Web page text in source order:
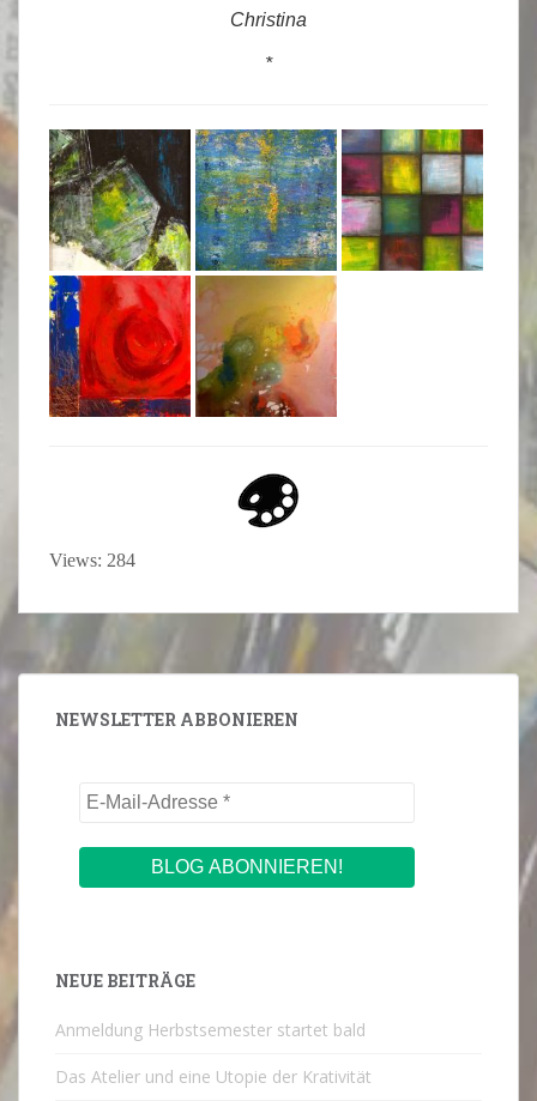
Christina
*
Views: 284
NEWSLETTER ABBONIEREN
NEUE BEITRÄGE
Anmeldung Herbstsemester startet bald
Das Atelier und eine Utopie der Krativität